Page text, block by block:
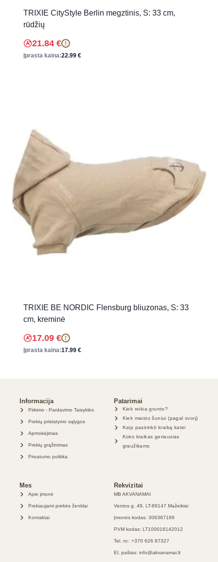
TRIXIE CityStyle Berlin megztinis, S: 33 cm,
rūdžių
21.84 € !
Įprasta kaina:22.99 €
TRIXIE BE NORDIC Flensburg bliuzonas, S: 33
cm, kreminė
17.09 € !
Įprasta kaina:17.99 €
Informacija
Pirkimo - Pardavimo Taisyklės
Prekių pristatymo sąlygos
Apmokėjimas
Prekių grąžinimas
Privatumo politika
Patarimai
Kiek reikia grunto?
Kiek maisto šuniui (pagal svorį)
Kaip pasirinkti kraiką katei
Koks kraikas geriausias
graužikams
Mes
Apie įmonė
Prekiaujami prekės ženklai
Kontaktai
Rekvizitai
MB AKVANAMAI
Ventos g. 49, LT-89147 Mažeikiai
Įmonės kodas: 306367166
PVM kodas: LT100016142012
Tel. nr.: +370 626 87327
El. paštas: info@akvanamai.lt